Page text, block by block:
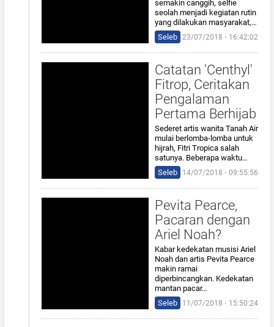
semakin canggih, selfie
seolah menjadi kegiatan rutin
yang dilakukan masyarakat,…
Seleb
23/07/2018 ⋅ 16:42:02
Catatan 'Centhyl'
Fitrop, Ceritakan
Pengalaman
Pertama Berhijab
Sederet artis wanita Tanah Air
mulai berlomba-lomba untuk
hijrah, Fitri Tropica salah
satunya. Beberapa waktu…
Seleb
14/07/2018 ⋅ 09:55:56
Pevita Pearce,
Pacaran dengan
Ariel Noah?
Kabar kedekatan musisi Ariel
Noah dan artis Pevita Pearce
makin ramai
diperbincangkan. Kedekatan
mantan pacar…
Seleb
11/07/2018 ⋅ 15:50:24